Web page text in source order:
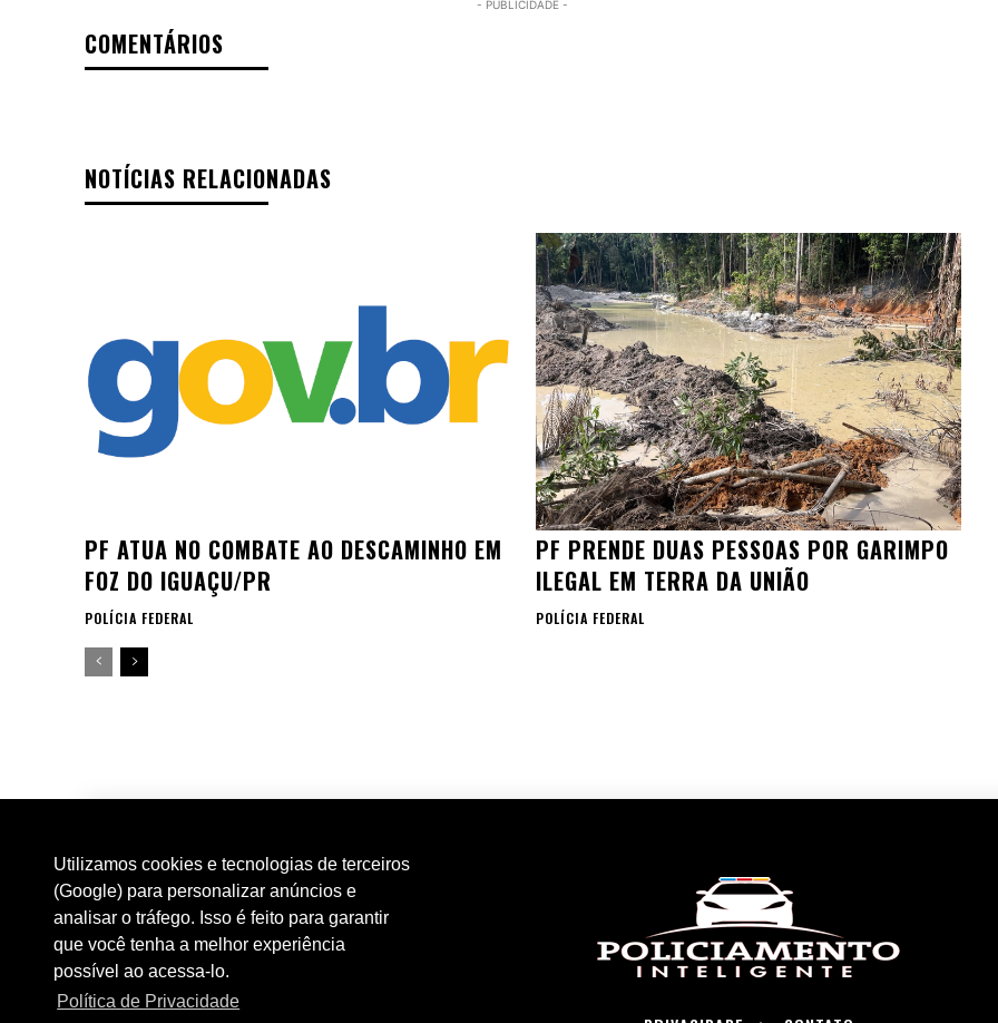
Utilizamos cookies e tecnologias de terceiros
(Google) para personalizar anúncios e
analisar o tráfego. Isso é feito para garantir
que você tenha a melhor experiência
possível ao acessa-lo.
Política de Privacidade
- PUBLICIDADE -
COMENTÁRIOS
NOTÍCIAS RELACIONADAS
PF ATUA NO COMBATE AO DESCAMINHO EM
FOZ DO IGUAÇU/PR
POLÍCIA FEDERAL
PF PRENDE DUAS PESSOAS POR GARIMPO
ILEGAL EM TERRA DA UNIÃO
POLÍCIA FEDERAL